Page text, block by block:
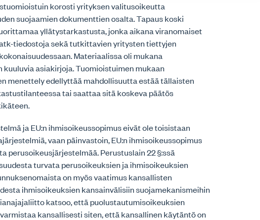
korosti yrityksen valitusoikeutta
suojaamien dokumenttien osalta. Tapaus koski
yllätystarkastusta, jonka aikana viranomaiset
tiedostoja sekä tutkittavien yritysten tiettyjen
Materiaalissa oli mukana
kuuluvia asiakirjoja. Tuomioistuimen mukaan
menettely edellyttää mahdollisuutta estää tällaisten
tai saattaa sitä koskeva päätös
ja EU:n ihmisoikeussopimus eivät ole toisistaan
vaan päinvastoin, EU:n ihmisoikeussopimus
perusoikeusjärjestelmää. Perustuslain 22 §:ssä
turvata perusoikeuksien ja ihmisoikeuksien
on myös vaatimus kansallisten
ihmisoikeuksien kansainvälisiin suojamekanismeihin
katsoo, että puolustautumisoikeuksien
kansallisesti siten, että kansallinen käytäntö on